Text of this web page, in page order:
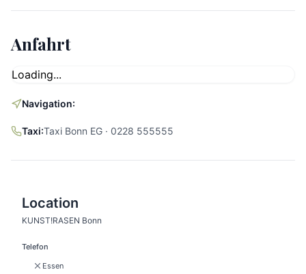
Anfahrt
Loading...
Navigation:
Taxi:Taxi Bonn EG · 0228 555555
Location
KUNST!RASEN Bonn
Telefon
Essen